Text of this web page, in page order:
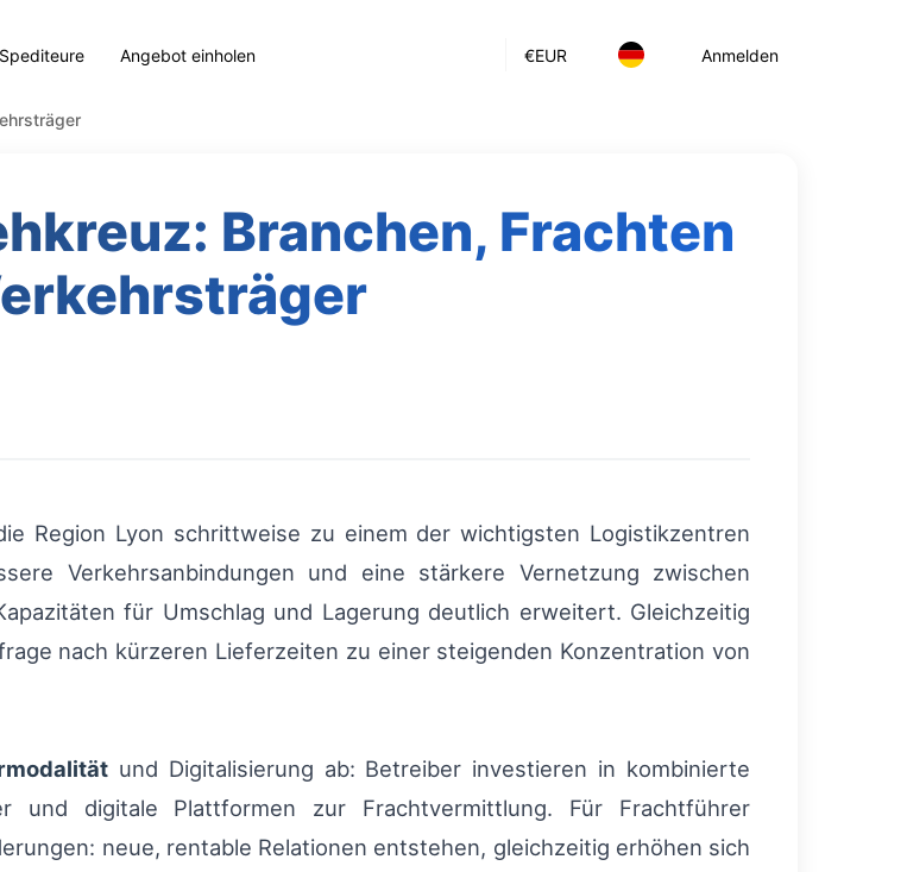
€EUR Anmelden
Angebot einholen
Branchen, Frachten
Region Lyon schrittweise zu einem der wichtigsten Logistikzentren
Verkehrsanbindungen und eine stärkere Vernetzung zwischen
für Umschlag und Lagerung deutlich erweitert. Gleichzeitig
nach kürzeren Lieferzeiten zu einer steigenden Konzentration von
und Digitalisierung ab: Betreiber investieren in kombinierte
und digitale Plattformen zur Frachtvermittlung. Für Frachtführer
neue, rentable Relationen entstehen, gleichzeitig erhöhen sich